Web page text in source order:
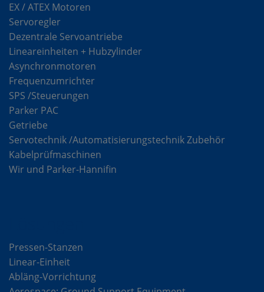
EX / ATEX Motoren
Servoregler
Dezentrale Servoantriebe
Lineareinheiten + Hubzylinder
Asynchronmotoren
Frequenzumrichter
SPS /Steuerungen
Parker PAC
Getriebe
Servotechnik /Automatisierungstechnik Zubehör
Kabelprüfmaschinen
Wir und Parker-Hannifin
Pressen-Stanzen
Linear-Einheit
Abläng-Vorrichtung